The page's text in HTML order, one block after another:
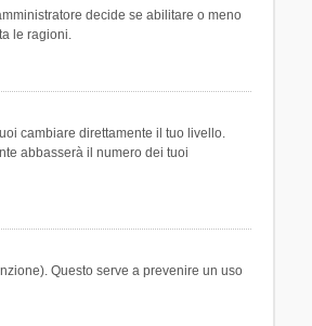
decide se abilitare o meno
le ragioni.
cambiare direttamente il tuo livello.
abbasserà il numero dei tuoi
Questo serve a prevenire un uso